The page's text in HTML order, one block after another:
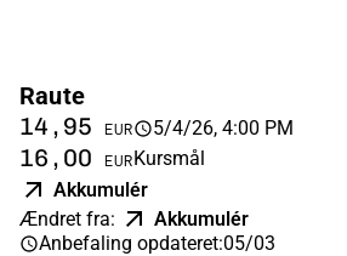
Raute
14,95 EUR 5/4/26, 4:00 PM
16,00 EURKursmål
Akkumulér
Ændret fra:
Akkumulér
Anbefaling opdateret:05/03